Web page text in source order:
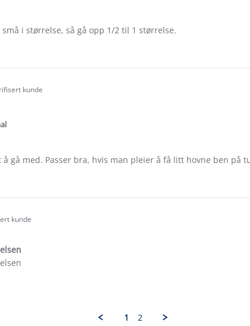
i størrelse, så gå opp 1/2 til 1 størrelse.
kunde
å gå med. Passer bra, hvis man pleier å få litt hovne ben på
kunde
1 2